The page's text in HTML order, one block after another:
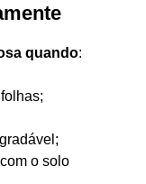
quando:
o solo